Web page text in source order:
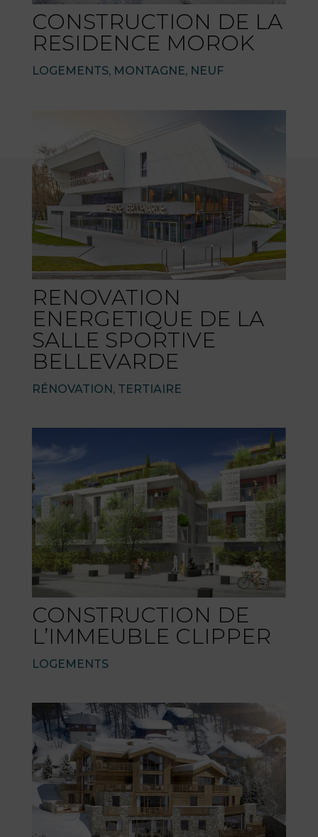
CONSTRUCTION DE LA
RESIDENCE MOROK
LOGEMENTS, MONTAGNE, NEUF
RENOVATION
ENERGETIQUE DE LA
SALLE SPORTIVE
BELLEVARDE
RÉNOVATION, TERTIAIRE
CONSTRUCTION DE
L’IMMEUBLE CLIPPER
LOGEMENTS